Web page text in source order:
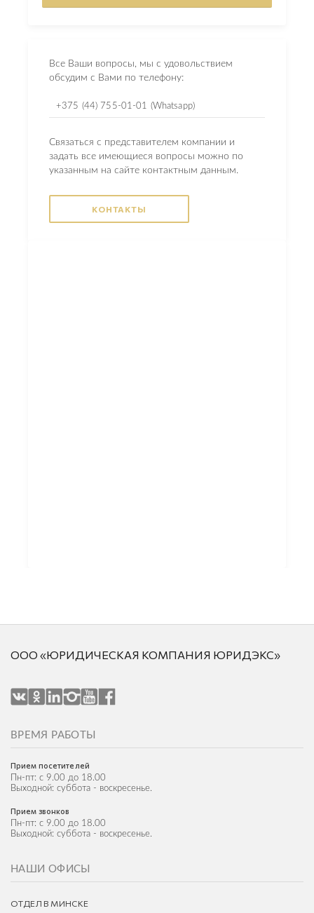
Все Ваши вопросы, мы с удовольствием
обсудим с Вами по телефону:
+375 (44) 755-01-01 (Whatsapp)
Связаться с представителем компании и
задать все имеющиеся вопросы можно по
указанным на сайте контактным данным.
КОНТАКТЫ
ООО «ЮРИДИЧЕСКАЯ КОМПАНИЯ ЮРИДЭКС»
НАШИ ОФИСЫ
ОТДЕЛ В МИНСКЕ
ВРЕМЯ РАБОТЫ
Прием посетителей
Пн-пт: с 9.00 до 18.00
Выходной: суббота - воскресенье.
Прием звонков
Пн-пт: с 9.00 до 18.00
Выходной: суббота - воскресенье.